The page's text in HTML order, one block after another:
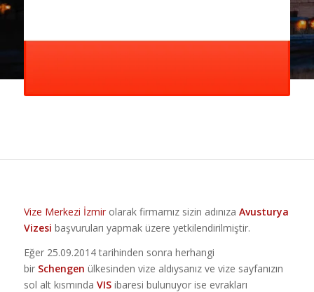
Vize Merkezi İzmirolarak firmamız sizin adınıza Avusturya
Vizesi başvuruları yapmak üzere yetkilendirilmiştir.
Eğer 25.09.2014 tarihinden sonra herhangi
bir Schengen ülkesinden vize aldıysanız ve vize sayfanızın
sol alt kısmında VISibaresi bulunuyor ise evrakları